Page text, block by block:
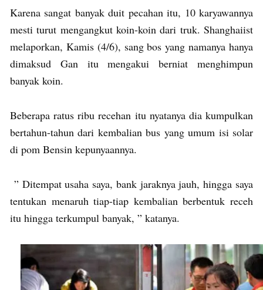
Karena sangat banyak duit pecahan itu, 10 karyawannya
mesti turut mengangkut koin-koin dari truk. Shanghaiist
melaporkan, Kamis (4/6), sang bos yang namanya hanya
dimaksud Gan itu mengakui berniat menghimpun
banyak koin.
Beberapa ratus ribu recehan itu nyatanya dia kumpulkan
bertahun-tahun dari kembalian bus yang umum isi solar
di pom Bensin kepunyaannya.
” Ditempat usaha saya, bank jaraknya jauh, hingga saya
tentukan menaruh tiap-tiap kembalian berbentuk receh
itu hingga terkumpul banyak, ” katanya.